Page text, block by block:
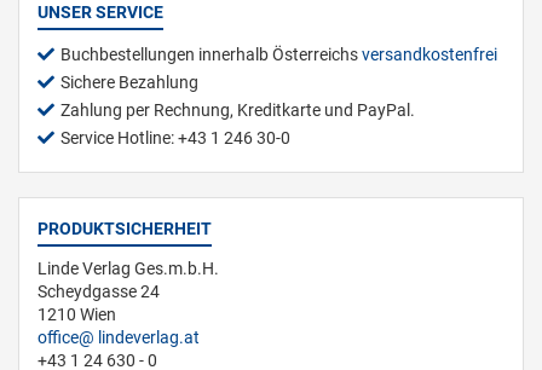
UNSER SERVICE
Buchbestellungen innerhalb Österreichsversandkostenfrei
Sichere Bezahlung
Zahlung per Rechnung, Kreditkarte und PayPal.
Service Hotline: +43 1 246 30-0
PRODUKTSICHERHEIT
Linde Verlag Ges.m.b.H.
Scheydgasse 24
1210 Wien
office
lindeverlag.at
+43 1 24 630 - 0